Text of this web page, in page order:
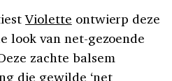
Violette ontwierp deze
look van net-gezoende
zachte balsem
die gewilde ‘net